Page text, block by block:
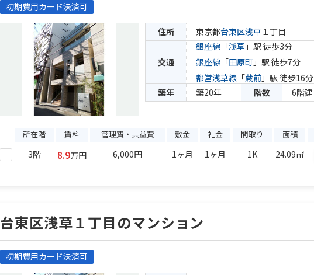
初期費用カード決済可
住所 東京都台東区浅草 １丁目
交通
銀座線 「浅草 」駅 徒歩3分
銀座線 「田原町 」駅 徒歩7分
都営浅草線 「蔵前 」駅 徒歩16分
築年
築20年 階数 6階建
所在階 賃料 管理費・共益費 敷金 礼金 間取り 面積
3階 8.9万円 6,000円 1ヶ月 1ヶ月 1K 24.09㎡
台東区浅草１丁目のマンション
初期費用カード決済可